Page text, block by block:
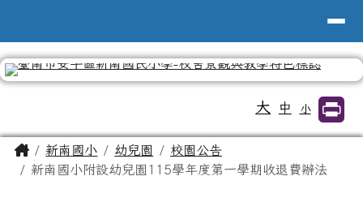
大 中 小
主內容區域
Home新南國小 幼兒園
校園公告
新南國小附設幼兒園115學年度第一學期收退費辦法
頁尾區域